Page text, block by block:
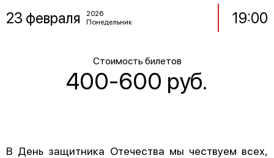
23 февраля
2026
Понедельник
19:00
Стоимость билетов
400-600 руб.
В День защитника Отечества мы чествуем всех,